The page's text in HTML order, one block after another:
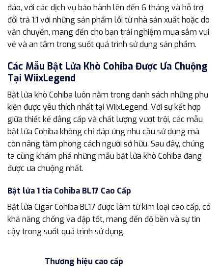
đáo, với các dịch vụ bảo hành lên đến 6 tháng và hỗ trợ
đổi trả 1:1 với những sản phẩm lỗi từ nhà sản xuất hoặc do
vận chuyển, mang đến cho bạn trải nghiệm mua sắm vui
vẻ và an tâm trong suốt quá trình sử dụng sản phẩm.
Các Mẫu Bật Lửa Khò Cohiba Được Ưa Chuộng
Tại WiixLegend
Bật lửa khò Cohiba luôn nằm trong danh sách những phụ
kiện được yêu thích nhất tại WiixLegend. Với sự kết hợp
giữa thiết kế đẳng cấp và chất lượng vượt trội, các mẫu
bật lửa Cohiba không chỉ đáp ứng nhu cầu sử dụng mà
còn nâng tầm phong cách người sở hữu. Sau đây, chúng
ta cùng khám phá những mẫu bật lửa khò Cohiba đang
được ưa chuộng nhất.
Bật lửa 1 tia Cohiba BL17 Cao Cấp
Bật lửa Cigar Cohiba BL17 được làm từ kim loại cao cấp, có
khả năng chống va đập tốt, mang đến độ bền và sự tin
cậy trong suốt quá trình sử dụng.
Thương hiệu cao cấp